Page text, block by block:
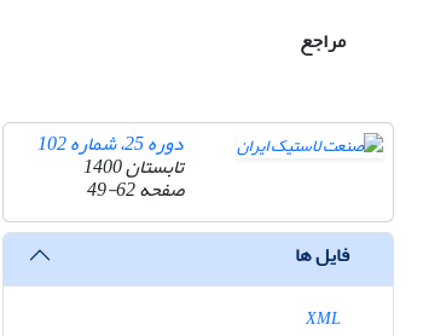
مراجع
دوره 25، شماره 102
تابستان 1400
صفحه49-62
فایل ها